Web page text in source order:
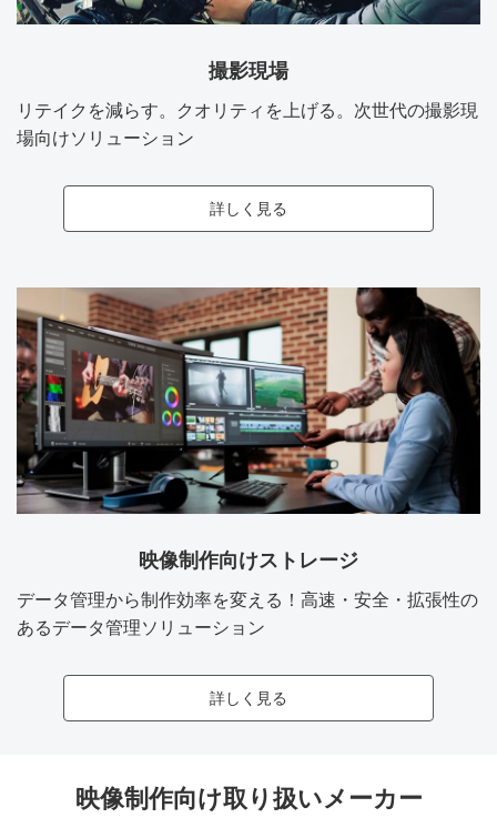
撮影現場
リテイクを減らす。クオリティを上げる。次世代の撮影現
場向けソリューション
詳しく見る
映像制作向けストレージ
データ管理から制作効率を変える！高速・安全・拡張性の
あるデータ管理ソリューション
詳しく見る
映像制作向け取り扱いメーカー